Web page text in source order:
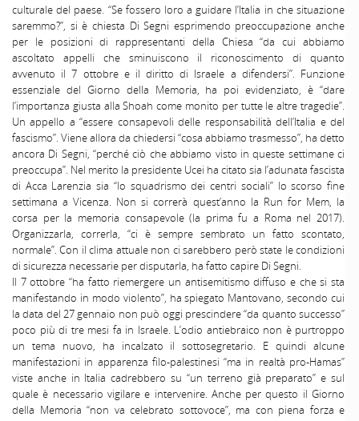
culturale del paese. “Se fossero loro a guidare l’Italia in che situazione
saremmo?”, si è chiesta Di Segni esprimendo preoccupazione anche
per le posizioni di rappresentanti della Chiesa “da cui abbiamo
ascoltato appelli che sminuiscono il riconoscimento di quanto
avvenuto il 7 ottobre e il diritto di Israele a difendersi”. Funzione
essenziale del Giorno della Memoria, ha poi evidenziato, è “dare
l’importanza giusta alla Shoah come monito per tutte le altre tragedie”.
Un appello a “essere consapevoli delle responsabilità dell’Italia e del
fascismo”. Viene allora da chiedersi “cosa abbiamo trasmesso”, ha detto
ancora Di Segni, “perché ciò che abbiamo visto in queste settimane ci
preoccupa”. Nel merito la presidente Ucei ha citato sia l’adunata fascista
di Acca Larenzia sia “lo squadrismo dei centri sociali” lo scorso fine
settimana a Vicenza. Non si correrà quest’anno la Run for Mem, la
corsa per la memoria consapevole (la prima fu a Roma nel 2017).
Organizzarla, correrla, “ci è sempre sembrato un fatto scontato,
normale”. Con il clima attuale non ci sarebbero però state le condizioni
di sicurezza necessarie per disputarla, ha fatto capire Di Segni.
Il 7 ottobre “ha fatto riemergere un antisemitismo diffuso e che si sta
manifestando in modo violento”, ha spiegato Mantovano, secondo cui
la data del 27 gennaio non può oggi prescindere “da quanto successo”
poco più di tre mesi fa in Israele. L’odio antiebraico non è purtroppo
un tema nuovo, ha incalzato il sottosegretario. E quindi alcune
manifestazioni in apparenza filo-palestinesi “ma in realtà pro-Hamas”
viste anche in Italia cadrebbero su “un terreno già preparato” e sul
quale è necessario vigilare e intervenire. Anche per questo il Giorno
della Memoria “non va celebrato sottovoce”, ma con piena forza e